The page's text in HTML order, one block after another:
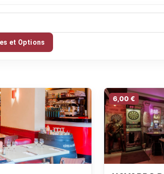
et Options
6,00 €